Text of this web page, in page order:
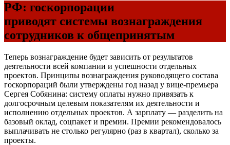
РФ: госкорпорации
приводят системы вознаграждения
сотрудников к общепринятым
Теперь вознаграждение будет зависить от результатов
деятельности всей компании и успешности отдельных
проектов. Принципы вознаграждения руководящего состава
госкорпораций были утверждены год назад у вице-премьера
Сергея Собянина: систему оплаты нужно привязать к
долгосрочным целевым показателям их деятельности и
исполнению отдельных проектов. А зарплату — разделить на
базовый оклад, соцпакет и премии. Премии рекомендовалось
выплачивать не столько регулярно (раз в квартал), сколько за
проекты.